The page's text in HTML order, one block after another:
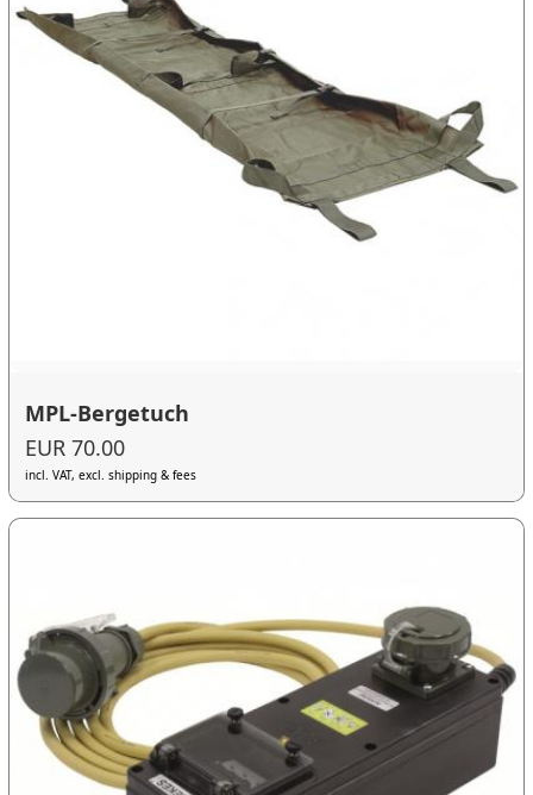
MPL-Bergetuch
EUR 70.00
incl. VAT, excl. shipping & fees